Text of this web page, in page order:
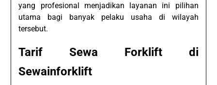
yang profesional menjadikan layanan ini pilihan
utama bagi banyak pelaku usaha di wilayah
tersebut.
Tarif Sewa Forklift di
Sewainforklift